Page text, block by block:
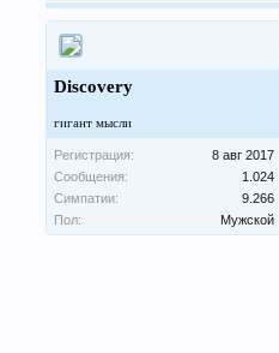
Discovery
гигант мысли
Регистрация:
8 авг 2017
Сообщения:
1.024
Симпатии:
9.266
Пол:
Мужской